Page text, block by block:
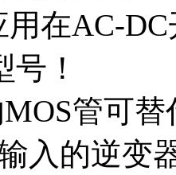
用在AC-
号！
管可
入的逆变